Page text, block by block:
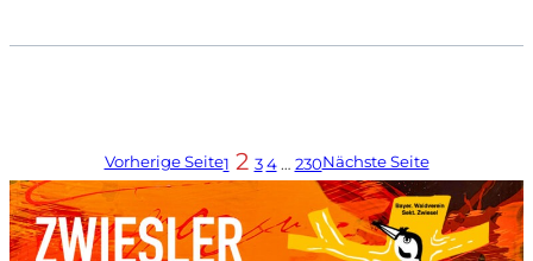
Vorherige Seite1 2 3 4 … 230Nächste Seite